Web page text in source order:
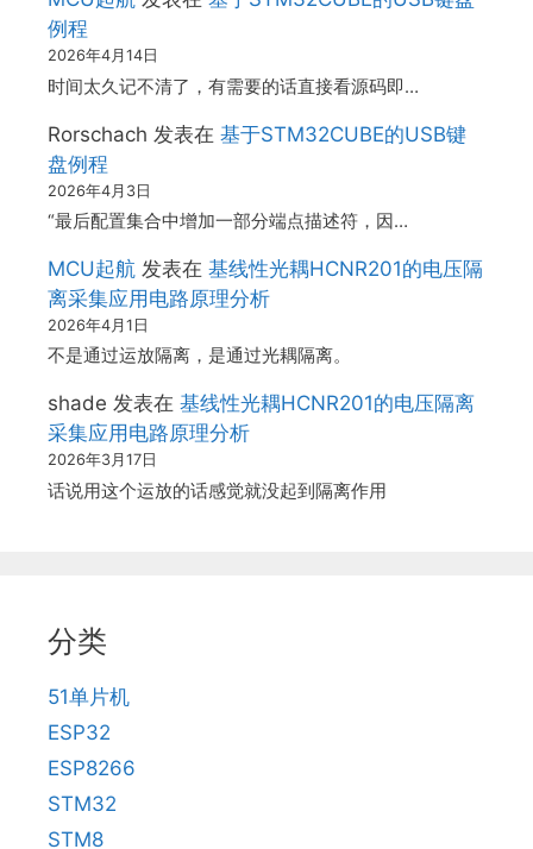
例程
2026年4月14日
时间太久记不清了，有需要的话直接看源码即…
Rorschach 发表在 基于STM32CUBE的USB键
盘例程
2026年4月3日
“最后配置集合中增加一部分端点描述符，因…
MCU起航 发表在 基线性光耦HCNR201的电压隔
离采集应用电路原理分析
2026年4月1日
不是通过运放隔离，是通过光耦隔离。
shade 发表在 基线性光耦HCNR201的电压隔离
采集应用电路原理分析
2026年3月17日
话说用这个运放的话感觉就没起到隔离作用
分类
51单片机
ESP32
ESP8266
STM32
STM8